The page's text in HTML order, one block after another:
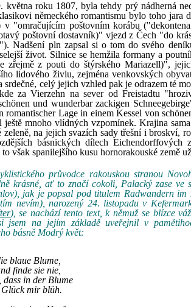
května roku 1807, byla tehdy prý nádherná
německého romantismu bylo toho jara
v "omračujícím poštovním korábu
poštovní dostavník)" vjezd z Čech "do
Nadšení pln zapsal si o tom do svého
život. Silnice se hemžila formany a
zřejmě z pouti do štýrského Mariazell)",
lidového živlu, zejména venkovských
srdečné, celý jejich vzhled pak je odrazem té
za Vierzehn na sever od Freistadtu
und wunderbar zackigen
romantischer Lage in einem Kessel von
ještě mnoho vlídných vzpomínek. Krajina
zeleně, na jejich svazích sady třešní i broskví,
básnických dílech
však spanilejšího kusu hornorakouské země
průvodce rakouskou stranou
krásné, ať to značí cokoli, Palacký zase
jak je popsal pod titulem Radwandern
nevím), narozený 24. listopadu v
), se nachází tento text, k němuž se blízce
jsem na jejím základě uveřejnil v
básně Modrý květ:
blaue Blume,
finde sie nie,
in der Blume
Glück mir blüh.